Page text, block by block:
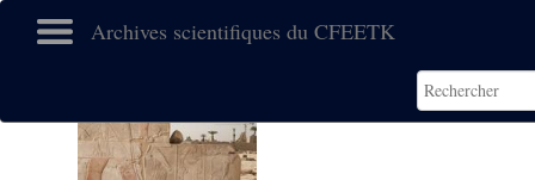
Archives scientifiques du CFEETK